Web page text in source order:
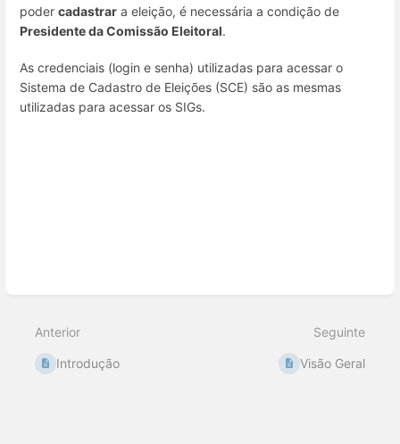
poder cadastrar a eleição, é necessária a condição de
Presidente da Comissão Eleitoral.
As credenciais (login e senha) utilizadas para acessar o
Sistema de Cadastro de Eleições (SCE) são as mesmas
utilizadas para acessar os SIGs.
Anterior
Introdução
Seguinte
Visão Geral